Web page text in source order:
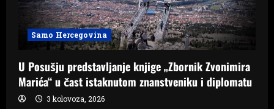
Samo Hercegovina
U Posušju predstavljanje knjige „Zbornik Zvonimira
Marića“ u čast istaknutom znanstveniku i diplomatu
3 kolovoza, 2026